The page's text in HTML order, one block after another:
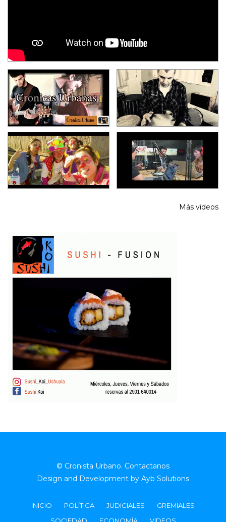
Más videos
© Cronista Urbano. Contactanos
Design and Development by Ayb Solutions
INICIO POLÍTICA JUDICIALES
GREMIALES
SOCIEDAD
ECONOMÍA VIDEOS